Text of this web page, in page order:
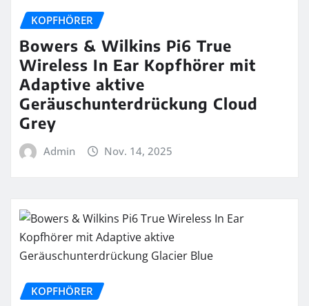
KOPFHÖRER
Bowers & Wilkins Pi6 True
Wireless In Ear Kopfhörer mit
Adaptive aktive
Geräuschunterdrückung Cloud
Grey
Admin Nov. 14, 2025
KOPFHÖRER